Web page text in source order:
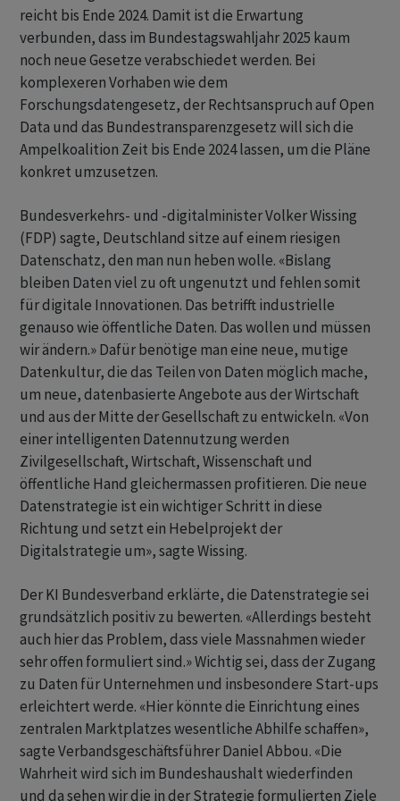
reicht bis Ende 2024. Damit ist die Erwartung
verbunden, dass im Bundestagswahljahr 2025 kaum
noch neue Gesetze verabschiedet werden. Bei
komplexeren Vorhaben wie dem
Forschungsdatengesetz, der Rechtsanspruch auf Open
Data und das Bundestransparenzgesetz will sich die
Ampelkoalition Zeit bis Ende 2024 lassen, um die Pläne
konkret umzusetzen.
Bundesverkehrs- und -digitalminister Volker Wissing
(FDP) sagte, Deutschland sitze auf einem riesigen
Datenschatz, den man nun heben wolle. «Bislang
bleiben Daten viel zu oft ungenutzt und fehlen somit
für digitale Innovationen. Das betrifft industrielle
genauso wie öffentliche Daten. Das wollen und müssen
wir ändern.» Dafür benötige man eine neue, mutige
Datenkultur, die das Teilen von Daten möglich mache,
um neue, datenbasierte Angebote aus der Wirtschaft
und aus der Mitte der Gesellschaft zu entwickeln. «Von
einer intelligenten Datennutzung werden
Zivilgesellschaft, Wirtschaft, Wissenschaft und
öffentliche Hand gleichermassen profitieren. Die neue
Datenstrategie ist ein wichtiger Schritt in diese
Richtung und setzt ein Hebelprojekt der
Digitalstrategie um», sagte Wissing.
Der KI Bundesverband erklärte, die Datenstrategie sei
grundsätzlich positiv zu bewerten. «Allerdings besteht
auch hier das Problem, dass viele Massnahmen wieder
sehr offen formuliert sind.» Wichtig sei, dass der Zugang
zu Daten für Unternehmen und insbesondere Start-ups
erleichtert werde. «Hier könnte die Einrichtung eines
zentralen Marktplatzes wesentliche Abhilfe schaffen»,
sagte Verbandsgeschäftsführer Daniel Abbou. «Die
Wahrheit wird sich im Bundeshaushalt wiederfinden
und da sehen wir die in der Strategie formulierten Ziele